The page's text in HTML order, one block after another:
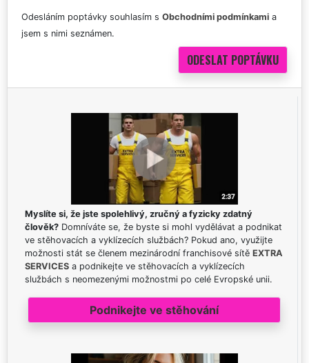
Odesláním poptávky souhlasím s Obchodními podmínkami a
jsem s nimi seznámen.
Myslíte si, že jste spolehlivý, zručný a fyzicky zdatný
člověk? Domníváte se, že byste si mohl vydělávat a podnikat
ve stěhovacích a vyklízecích službách? Pokud ano, využijte
možnosti stát se členem mezinárodní franchisové sítě EXTRA
SERVICES a podnikejte ve stěhovacích a vyklízecích
službách s neomezenými možnostmi po celé Evropské unii.
Podnikejte ve stěhování